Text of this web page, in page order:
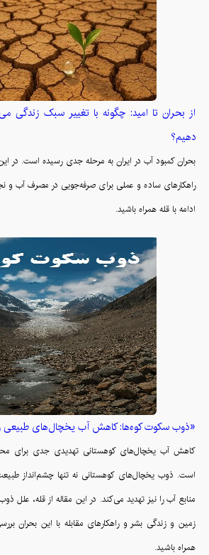
از بحران تا امید: چگونه با تغییر سبک زندگی
دهیم؟
بحران کمبود آب در ایران به مرحله جدی رسیده است. در این
راهکارهای ساده و عملی برای صرفه‌جویی در مصرف آب و
ادامه با قله همراه باشید.
«ذوب سکوت کوه‌ها: کاهش آب یخچال‌های طبیعی و
کاهش آب یخچال‌های کوهستانی تهدیدی جدی برای
است. ذوب یخچال‌های کوهستانی نه تنها چشم‌انداز طبیعت
منابع آب را نیز تهدید می‌کند. در این مقاله از قله، علل
زمین و زندگی بشر و راهکارهای مقابله با این بحران
همراه باشید.